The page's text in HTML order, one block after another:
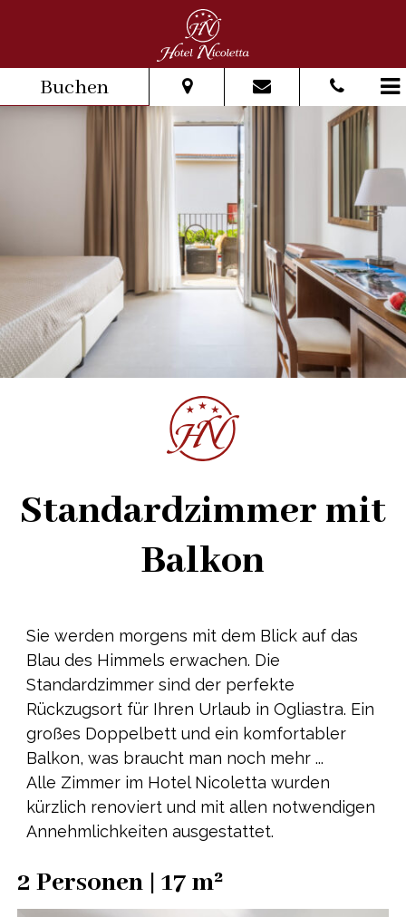
Buchen
Erwachsene:
Kinder:
Verfügbarkeitanforden
Standardzimmer mit
Balkon
Sie werden morgens mit dem Blick auf das
Blau des Himmels erwachen. Die
Standardzimmer sind der perfekte
Rückzugsort für Ihren Urlaub in Ogliastra. Ein
großes Doppelbett und ein komfortabler
Balkon, was braucht man noch mehr ...
Alle Zimmer im Hotel Nicoletta wurden
kürzlich renoviert und mit allen notwendigen
Annehmlichkeiten ausgestattet.
2 Personen | 17 m²